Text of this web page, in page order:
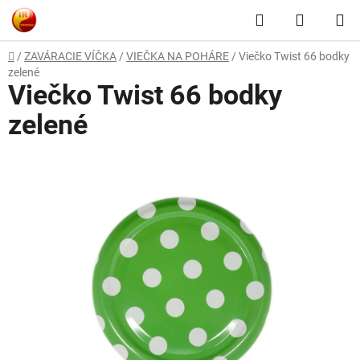
Prejsť
na
obsah
Hľadať
KOŠÍK
Domov
/ ZAVÁRACIE VÍČKA / VIEČKA NA POHÁRE / Viečko Twist 66 bodky
zelené
Viečko Twist 66 bodky
zelené